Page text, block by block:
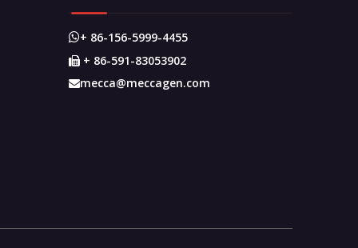
+ 86-156-5999-4455
 + 86-591-83053902
mecca@meccagen.com